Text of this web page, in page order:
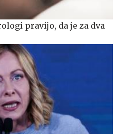
pravijo, da je za dva